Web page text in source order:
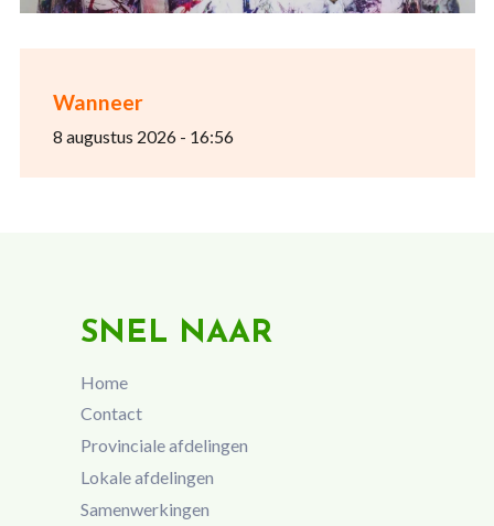
Wanneer
8 augustus 2026 - 16:56
SNEL NAAR
Home
Contact
Provinciale afdelingen
Lokale afdelingen
Samenwerkingen